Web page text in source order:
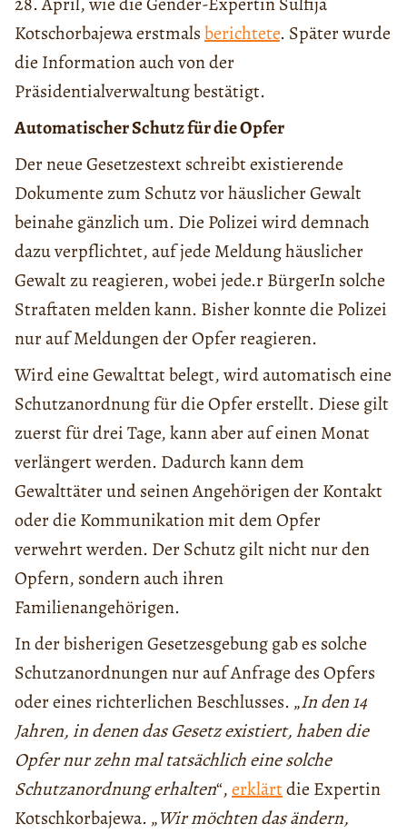
Kotschorbajewa erstmalsberichtete. Später wurde
die Information auch von der
Präsidentialverwaltung bestätigt.
Automatischer Schutz für die Opfer
Der neue Gesetzestext schreibt existierende
Dokumente zum Schutz vor häuslicher Gewalt
beinahe gänzlich um. Die Polizei wird demnach
dazu verpflichtet, auf jede Meldung häuslicher
Gewalt zu reagieren, wobei jede.r BürgerIn solche
Straftaten melden kann. Bisher konnte die Polizei
nur auf Meldungen der Opfer reagieren.
Wird eine Gewalttat belegt, wird automatisch eine
Schutzanordnung für die Opfer erstellt. Diese gilt
zuerst für drei Tage, kann aber auf einen Monat
verlängert werden. Dadurch kann dem
Gewalttäter und seinen Angehörigen der Kontakt
oder die Kommunikation mit dem Opfer
verwehrt werden. Der Schutz gilt nicht nur den
Opfern, sondern auch ihren
Familienangehörigen.
In der bisherigen Gesetzesgebung gab es solche
Schutzanordnungen nur auf Anfrage des Opfers
oder eines richterlichen Beschlusses. „In den 14
Jahren, in denen das Gesetz existiert, haben die
Opfer nur zehn mal tatsächlich eine solche
Schutzanordnung erhalten“,erklärtdie Expertin
Kotschkorbajewa. „Wir möchten das ändern,